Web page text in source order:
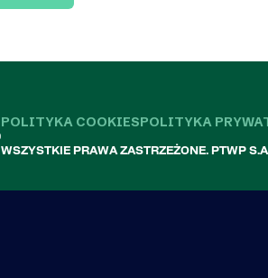
WSZYSTKIE PRAWA ZASTRZEŻONE. PTWP
POLITYKA COOKIESPOLITYKA